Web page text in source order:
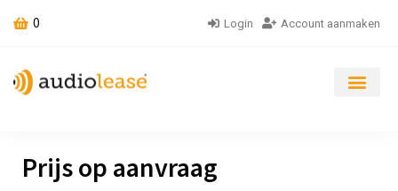
0 Login Account aanmaken
Prijs op aanvraag